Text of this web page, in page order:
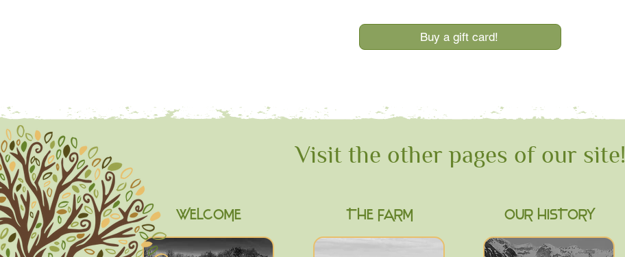
Buy a gift card!
Visit the other pages of our site!
WELCOME THE FARM OUR HISTORY